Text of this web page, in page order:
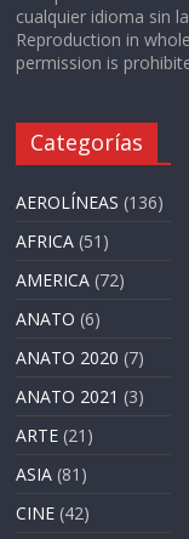
cualquier idioma sin
Reproduction in
permission is
Categorías
AEROLÍNEAS (136)
AFRICA (51)
AMERICA (72)
ANATO (6)
ANATO 2020 (7)
ANATO 2021 (3)
ARTE (21)
ASIA (81)
CINE (42)